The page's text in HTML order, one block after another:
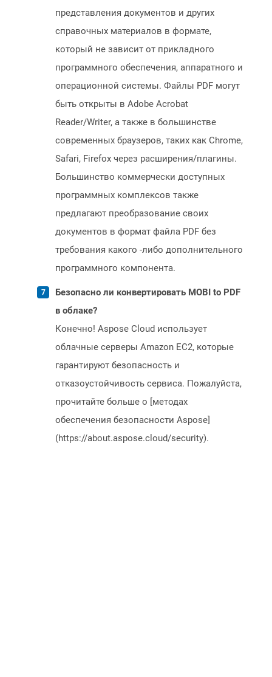
представления документов и других
справочных материалов в формате,
который не зависит от прикладного
программного обеспечения, аппаратного и
операционной системы. Файлы PDF могут
быть открыты в Adobe Acrobat
Reader/Writer, а также в большинстве
современных браузеров, таких как Chrome,
Safari, Firefox через расширения/плагины.
Большинство коммерчески доступных
программных комплексов также
предлагают преобразование своих
документов в формат файла PDF без
требования какого -либо дополнительного
программного компонента.
Безопасно ли конвертировать MOBI to PDF
в облаке?
Конечно! Aspose Cloud использует
облачные серверы Amazon EC2, которые
гарантируют безопасность и
отказоустойчивость сервиса. Пожалуйста,
прочитайте больше о [методах
обеспечения безопасности Aspose]
(https://about.aspose.cloud/security).